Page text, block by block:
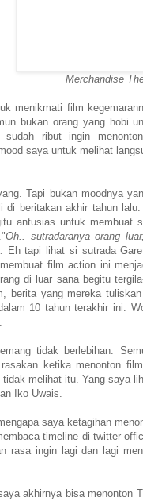
Merchandise
menikmati film
bukan orang yang hobi
ribut ingin
saya untuk melihat
Tapi bukan moodnya
di beritakan akhir tahun
antusias untuk membuat
Oh.. sutradaranya orang
Eh tapi lihat si sutrada
film action ini
di luar sana begitu
berita yang mereka
10 tahun terakhir ini.
tidak berlebihan.
ketika menonton
melihat itu. Yang saya
Iko Uwais.
saya ketagihan
timeline di twitter
rasa ingin lagi dan lagi
akhirnya bisa menonton